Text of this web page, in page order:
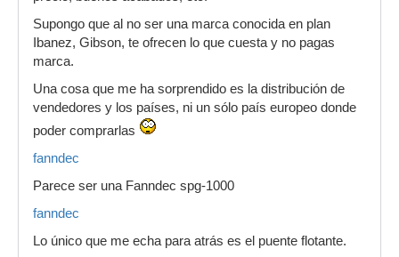
Supongo que al no ser una marca conocida en plan
Ibanez, Gibson, te ofrecen lo que cuesta y no pagas
marca.
Una cosa que me ha sorprendido es la distribución de
vendedores y los países, ni un sólo país europeo donde
poder comprarlas
fanndec
Parece ser una Fanndec spg-1000
fanndec
Lo único que me echa para atrás es el puente flotante.